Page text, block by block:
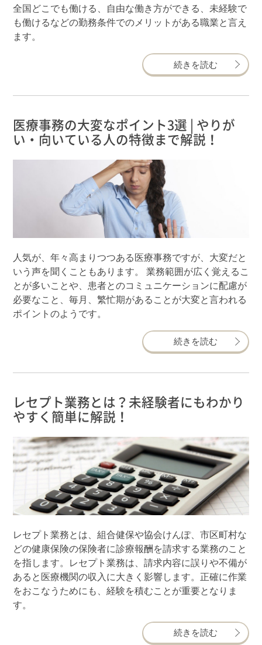
全国どこでも働ける、自由な働き方ができる、未経験で
も働けるなどの勤務条件でのメリットがある職業と言え
ます。
続きを読む
医療事務の大変なポイント3選 | やりが
い・向いている人の特徴まで解説！
人気が、年々高まりつつある医療事務ですが、大変だと
いう声を聞くこともあります。 業務範囲が広く覚えるこ
とが多いことや、患者とのコミュニケーションに配慮が
必要なこと、毎月、繁忙期があることが大変と言われる
ポイントのようです。
続きを読む
レセプト業務とは？未経験者にもわかり
やすく簡単に解説！
レセプト業務とは、組合健保や協会けんぽ、市区町村な
どの健康保険の保険者に診療報酬を請求する業務のこと
を指します。レセプト業務は、請求内容に誤りや不備が
あると医療機関の収入に大きく影響します。正確に作業
をおこなうためにも、経験を積むことが重要となりま
す。
続きを読む